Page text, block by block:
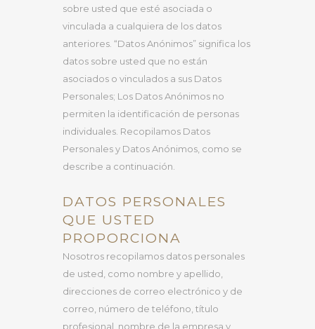
sobre usted que esté asociada o
vinculada a cualquiera de los datos
anteriores. “Datos Anónimos” significa los
datos sobre usted que no están
asociados o vinculados a sus Datos
Personales; Los Datos Anónimos no
permiten la identificación de personas
individuales. Recopilamos Datos
Personales y Datos Anónimos, como se
describe a continuación.
DATOS PERSONALES
QUE USTED
PROPORCIONA
Nosotros recopilamos datos personales
de usted, como nombre y apellido,
direcciones de correo electrónico y de
correo, número de teléfono, título
profesional, nombre de la empresa y